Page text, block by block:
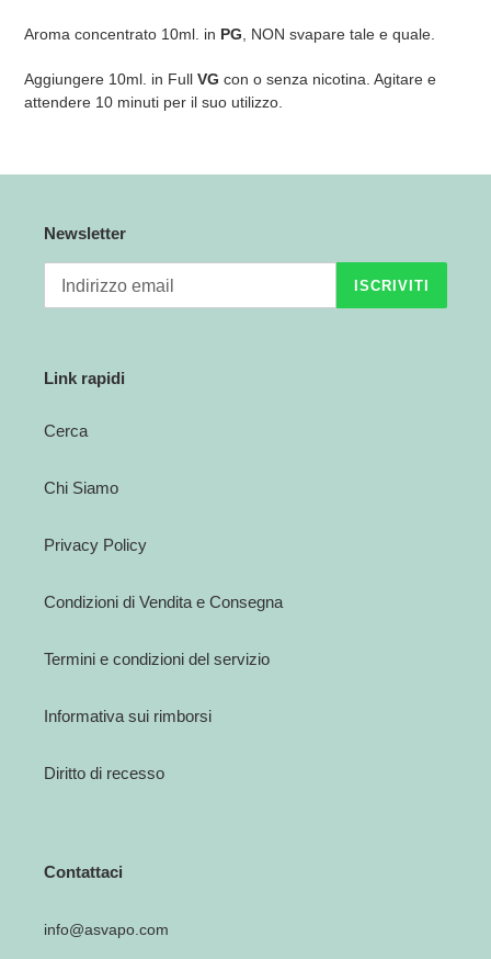
Aroma concentrato 10ml. in PG, NON svapare tale e quale.
Aggiungere 10ml. in Full VG con o senza nicotina. Agitare e
attendere 10 minuti per il suo utilizzo.
Newsletter
ISCRIVITI
Link rapidi
Cerca
Chi Siamo
Privacy Policy
Condizioni di Vendita e Consegna
Termini e condizioni del servizio
Informativa sui rimborsi
Diritto di recesso
Contattaci
info@asvapo.com